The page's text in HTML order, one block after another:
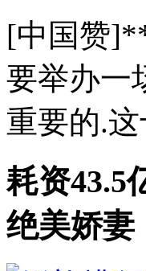
[中国赞
要举办一
重要的.
耗资43.5
绝美娇妻